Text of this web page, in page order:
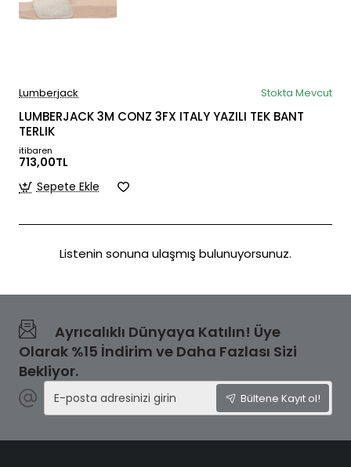
Lumberjack Stokta Mevcut
LUMBERJACK 3M CONZ 3FX ITALY YAZILI TEK BANT
TERLIK
itibaren
713,00TL
Sepete Ekle
Listenin sonuna ulaşmış bulunuyorsunuz.
Ayrıcalıklı Dünyaya Katılın! Üye
Olarak %15 İndirim ve Daha Fazlası Sizi
Bekliyor.
E-
posta
adresinizi
Bültene Kayıt ol!